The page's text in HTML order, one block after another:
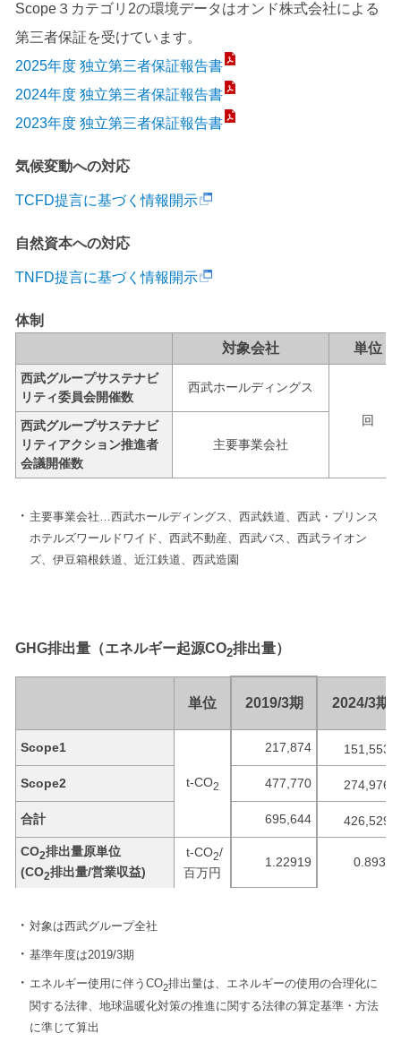
Scope３カテゴリ2の環境データはオンド株式会社による
第三者保証を受けています。
2025年度 独立第三者保証報告書
2024年度 独立第三者保証報告書
2023年度 独立第三者保証報告書
気候変動への対応
TCFD提言に基づく情報開示
自然資本への対応
TNFD提言に基づく情報開示
体制
対象会社
単位
西武グループサステナビ
リティ委員会開催数
西武ホールディングス
回
西武グループサステナビ
リティアクション推進者
会議開催数
主要事業会社
主要事業会社…西武ホールディングス、西武鉄道、西武・プリンス
ホテルズワールドワイド、西武不動産、西武バス、西武ライオン
ズ、伊豆箱根鉄道、近江鉄道、西武造園
GHG排出量（エネルギー起源CO2排出量）
単位 2019/3期 2024/3期
Scope1
t-CO2
217,874 151,553
Scope2 477,770 274,976
合計 695,644 426,529
CO2排出量原単位
(CO2排出量/営業収益)
t-CO2/
百万円
1.22919 0.89307
対象は西武グループ全社
基準年度は2019/3期
エネルギー使用に伴うCO2排出量は、エネルギーの使用の合理化に
関する法律、地球温暖化対策の推進に関する法律の算定基準・方法
に準じて算出